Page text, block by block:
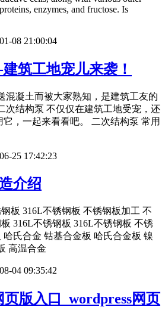
enzymes, and fructose. Is
08 21:00:04
筑工地宠儿来袭！
混凝土而被大家熟知，是建筑工友的
次结构泵 不仅仅在建筑工地受宠，还
，一起来看看吧。 二次结构泵 常用
25 17:42:23
介绍
板 316L不锈钢板 不锈钢板加工 不
316L不锈钢板 316L不锈钢板 不锈
哈氏合金 钴基合金板 哈氏合金板 镍
高温合金
04 09:35:42
页版入口_wordpress网页